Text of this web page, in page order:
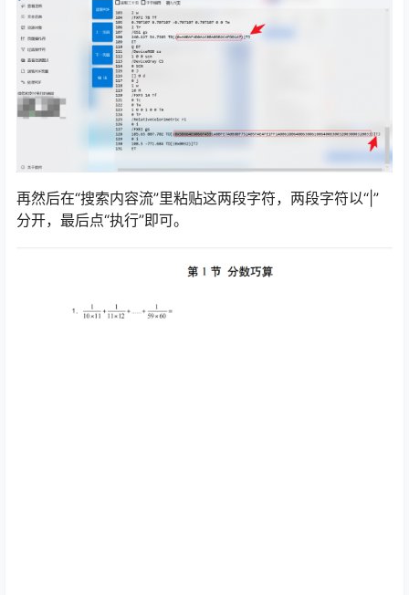
再然后在“搜索内容流”里粘贴这两段字符，两段字符以“|”
分开，最后点“执行”即可。